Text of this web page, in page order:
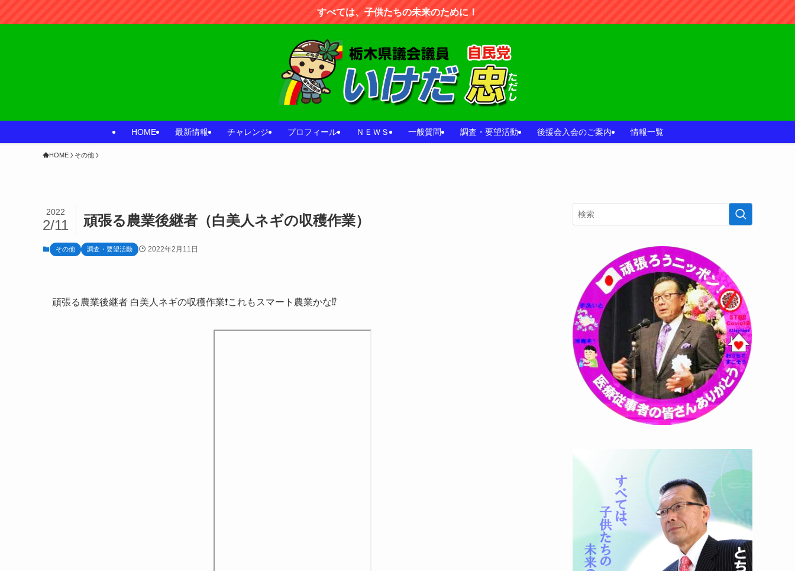
すべては、子供たちの未来のために！
HOME 最新情報 チャレンジ プロフィール ＮＥＷＳ 一般質問 調査・要望活動 後援会入会のご案内 情報一覧
HOME その他
頑張る農業後継者（白美人ネギの収穫作業）
2022
2/11
その他 調査・要望活動 2022年2月11日
頑張る農業後継者 白美人ネギの収穫作業❗これもスマート農業かな⁉️